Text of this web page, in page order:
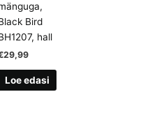
Bird
hall
29,99
Loe edasi